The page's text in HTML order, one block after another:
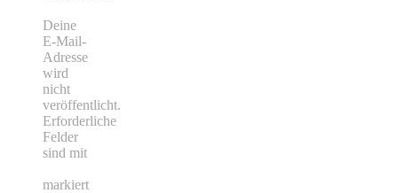
Deine
E-Mail-
Adresse
wird
nicht
veröffentlicht.
Erforderliche
Felder
sind mit
markiert